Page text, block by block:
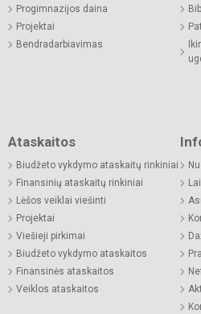
Progimnazijos daina
Projektai
Bendradarbiavimas
Ataskaitos
Biudžeto vykdymo ataskaitų rinkiniai
Finansinių ataskaitų rinkiniai
Lėšos veiklai viešinti
Projektai
Viešieji pirkimai
Biudžeto vykdymo ataskaitos
Finansinės ataskaitos
Veiklos ataskaitos